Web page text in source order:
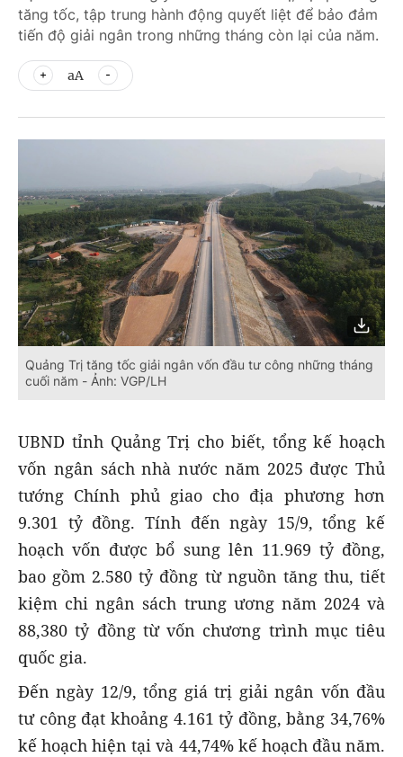
tăng tốc, tập trung hành động quyết liệt để bảo đảm
tiến độ giải ngân trong những tháng còn lại của năm.
aA
Quảng Trị tăng tốc giải ngân vốn đầu tư công những tháng
cuối năm - Ảnh: VGP/LH
UBND tỉnh Quảng Trị cho biết, tổng kế hoạch
vốn ngân sách nhà nước năm 2025 được Thủ
tướng Chính phủ giao cho địa phương hơn
9.301 tỷ đồng. Tính đến ngày 15/9, tổng kế
hoạch vốn được bổ sung lên 11.969 tỷ đồng,
bao gồm 2.580 tỷ đồng từ nguồn tăng thu, tiết
kiệm chi ngân sách trung ương năm 2024 và
88,380 tỷ đồng từ vốn chương trình mục tiêu
quốc gia.
Đến ngày 12/9, tổng giá trị giải ngân vốn đầu
tư công đạt khoảng 4.161 tỷ đồng, bằng 34,76%
kế hoạch hiện tại và 44,74% kế hoạch đầu năm.